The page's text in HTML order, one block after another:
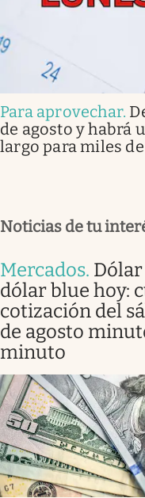
Para aprovechar.
de agosto y habrá
largo para miles
Noticias de tu
Mercados.
dólar blue hoy:
cotización del
de agosto
minuto